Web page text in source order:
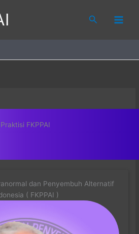
Search
Praktisi FKPPAI
dan Penyembuh Alternatif
( FKPPAI )